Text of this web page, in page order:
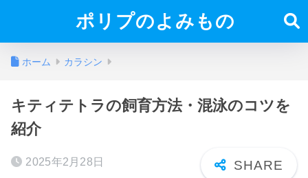
ポリプのよみもの
ホーム カラシン
キティテトラの飼育方法・混泳のコツを
紹介
2025年2月28日